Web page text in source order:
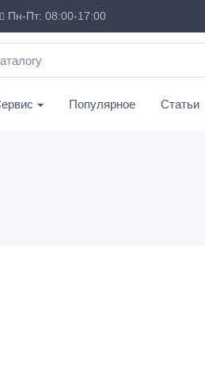
Пн-Пт: 08:00-17:00
Популярное Статьи